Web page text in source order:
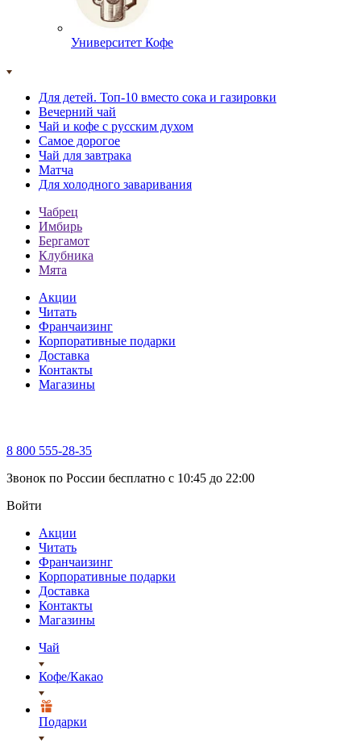
Университет Кофе
Для детей. Топ-10 вместо сока и газировки
Вечерний чай
Чай и кофе с русским духом
Самое дорогое
Чай для завтрака
Матча
Для холодного заваривания
Чабрец
Имбирь
Бергамот
Клубника
Мята
Акции
Читать
Франчаизинг
Корпоративные подарки
Доставка
Контакты
Магазины
8 800 555-28-35
Звонок по России бесплатно c 10:45 до 22:00
Войти
Акции
Читать
Франчаизинг
Корпоративные подарки
Доставка
Контакты
Магазины
Чай
Кофе/Какао
Подарки